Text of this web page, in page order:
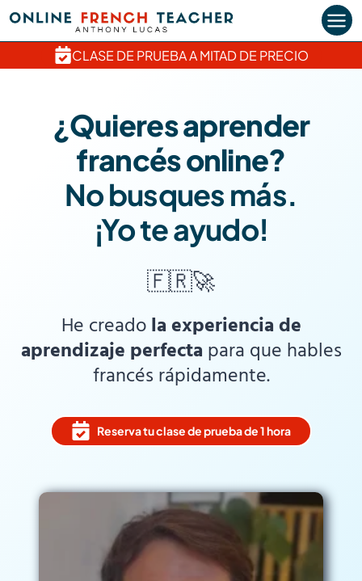
Saltar
contenido
CLASE DE PRUEBA A MITAD DE PRECIO
¿Quieres aprender
francés online?
No busques más.
¡Yo te ayudo!
🇫🇷🚀
He creadola experiencia de
aprendizaje perfecta para que hables
francés rápidamente.
Reserva tu clase de prueba de 1 hora